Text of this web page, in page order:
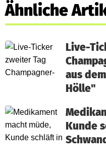
Ähnliche
Live-
aus
Hölle"
Kunde